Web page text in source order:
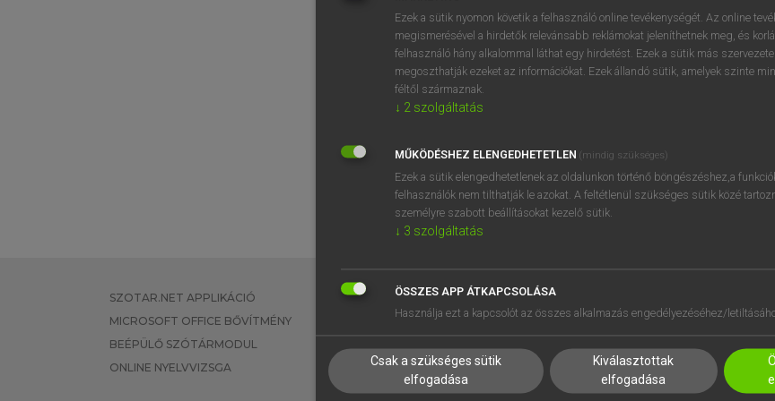
BELÉPÉS
próbaverziójának
regisztrálok és
SZOTAR.NET APPLIKÁCIÓ
MICROSOFT OFFICE BŐVÍTMÉNY
BEÉPÜLŐ SZÓTÁRMODUL
ONLINE NYELVVIZSGA
EGYÉNI FELHASZNÁLÓKNAK
TANULÓKNAK
VÁLLALATI MEGOLDÁSOK
SÚGÓ
RÓLUNK
SÜTI BEÁLLÍTÁSOK
Ezek a sütik nyomon követik a felhasználó online tevékenységét. Az online
megismerésével a hirdetők relevánsabb reklámokat jeleníthetnek meg, és
felhasználó hány alkalommal láthat egy hirdetést. Ezek a sütik más
megoszthatják ezeket az információkat. Ezek állandó sütik, amelyek szinte
féltől származnak.
↓ 2 szolgáltatás
MŰKÖDÉSHEZ ELENGEDHETETLEN (mindig szükséges)
Ezek a sütik elengedhetetlenek az oldalunkon történő böngészéshez,a
felhasználók nem tilthatják le azokat. A feltétlenül szükséges sütik közé
személyre szabott beállításokat kezelő sütik.
↓ 3 szolgáltatás
ÖSSZES APP ÁTKAPCSOLÁSA
Használja ezt a kapcsolót az összes alkalmazás engedélyezéséhez/
Csak a szükséges sütik
elfogadása
Kiválasztottak
elfogadása